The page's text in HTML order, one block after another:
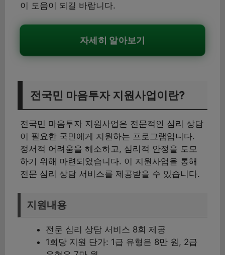
이 도움이 되길 바랍니다.
자세히 알아보기
전국민 마음투자 지원사업이란?
전국민 마음투자 지원사업은 전문적인 심리 상담
이 필요한 국민에게 지원하는 프로그램입니다.
정서적 어려움을 해소하고, 심리적 안정을 도모
하기 위해 마련되었습니다. 이 지원사업을 통해
전문 심리 상담 서비스를 제공받을 수 있습니다.
지원내용
전문 심리 상담 서비스 8회 제공
1회당 지원 단가: 1급 유형은 8만 원, 2급